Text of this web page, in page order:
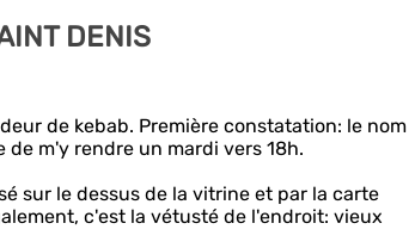
DENIS
de kebab. Première constatation: le nom
m'y rendre un mardi vers 18h.
sur le dessus de la vitrine et par la carte
c'est la vétusté de l'endroit: vieux